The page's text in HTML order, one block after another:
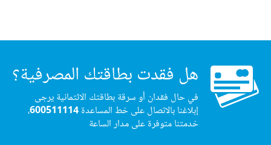
هل فقدت بطاقتك المصرفية؟
في حال فقدان أو سرقة بطاقتك الائتمانية يرجى
إبلاغنا بالاتصال على خط المساعدة600511114،
خدمتنا متوفرة على مدار الساعة